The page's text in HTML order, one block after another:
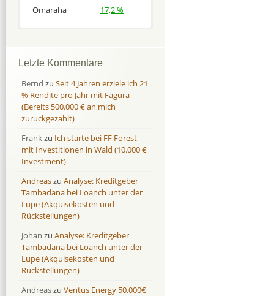
Omaraha
17,2 %
Bondora
Finbee
43,2%
Finbee (CZK)
0,0 %
HeavyFinance
IUVO Group
-32,2 %
Lenndy
-314,6 %
Moncera
8,0 %
Monestro
9,1 %
Neo Finance
Omaraha
16,4 %
Bondora
Finbee
35,2%
Finbee (CZK)
0,0 %
HeavyFinance
IUVO Group
-55,0 %
Lenndy
146,5 %
Moncera
11,1 %
Monestro
>1000%
Neo Finance
Omaraha
18,0 %
Letzte Kommentare
Bernd zu Seit 4 Jahren erziele ich 21
% Rendite pro Jahr mit Fagura
(Bereits 500.000 € an mich
zurückgezahlt)
Frankzu Ich starte bei FF Forest
mit Investitionen in Wald (10.000 €
Investment)
Andreaszu Analyse: Kreditgeber
Tambadana bei Loanch unter der
Lupe (Akquisekosten und
Rückstellungen)
Johan zu Analyse: Kreditgeber
Tambadana bei Loanch unter der
Lupe (Akquisekosten und
Rückstellungen)
Andreaszu Ventus Energy 50.000€